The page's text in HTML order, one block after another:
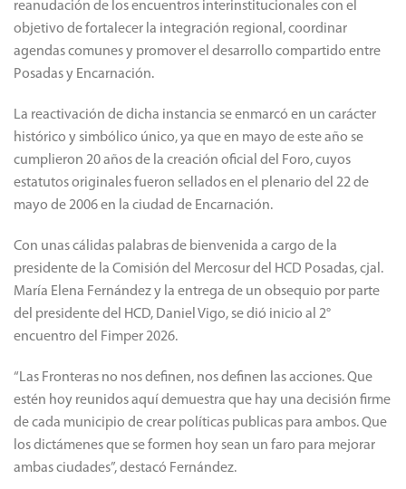
reanudación de los encuentros interinstitucionales con el
objetivo de fortalecer la integración regional, coordinar
agendas comunes y promover el desarrollo compartido entre
Posadas y Encarnación.
La reactivación de dicha instancia se enmarcó en un carácter
histórico y simbólico único, ya que en mayo de este año se
cumplieron 20 años de la creación oficial del Foro, cuyos
estatutos originales fueron sellados en el plenario del 22 de
mayo de 2006 en la ciudad de Encarnación.
Con unas cálidas palabras de bienvenida a cargo de la
presidente de la Comisión del Mercosur del HCD Posadas, cjal.
María Elena Fernández y la entrega de un obsequio por parte
del presidente del HCD, Daniel Vigo, se dió inicio al 2°
encuentro del Fimper 2026.
“Las Fronteras no nos definen, nos definen las acciones. Que
estén hoy reunidos aquí demuestra que hay una decisión firme
de cada municipio de crear políticas publicas para ambos. Que
los dictámenes que se formen hoy sean un faro para mejorar
ambas ciudades”, destacó Fernández.